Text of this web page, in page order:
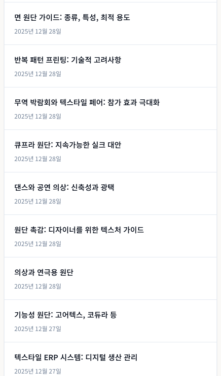
면 원단 가이드: 종류, 특성, 최적 용도
2025년 12월 28일
반복 패턴 프린팅: 기술적 고려사항
2025년 12월 28일
무역 박람회와 텍스타일 페어: 참가 효과 극대화
2025년 12월 28일
큐프라 원단: 지속가능한 실크 대안
2025년 12월 28일
댄스와 공연 의상: 신축성과 광택
2025년 12월 28일
원단 촉감: 디자이너를 위한 텍스처 가이드
2025년 12월 28일
의상과 연극용 원단
2025년 12월 28일
기능성 원단: 고어텍스, 코듀라 등
2025년 12월 27일
텍스타일 ERP 시스템: 디지털 생산 관리
2025년 12월 27일